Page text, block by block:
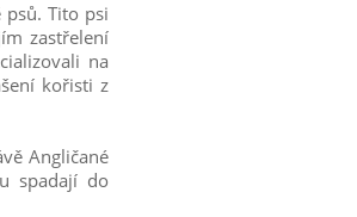
psů. Tito psi
zastřelení
na
kořisti z
Angličané
spadají do